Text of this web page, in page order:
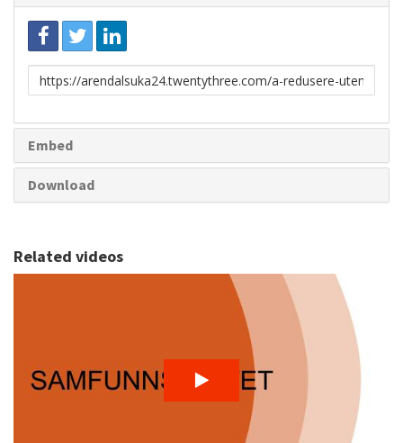
Link
to
Embed
Download
Related videos